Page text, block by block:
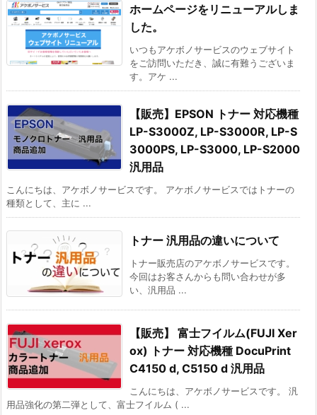
ホームページをリニューアルしま
した。
いつもアケボノサービスのウェブサイト
をご訪問いただき、誠に有難うございま
す。アケ ...
【販売】EPSON トナー 対応機種
LP-S3000Z, LP-S3000R, LP-S
3000PS, LP-S3000, LP-S2000
汎用品
こんにちは、アケボノサービスです。 アケボノサービスではトナーの
種類として、主に ...
トナー 汎用品の違いについて
トナー販売店のアケボノサービスです。
今回はお客さんからも問い合わせが多
い、汎用品 ...
【販売】 富士フイルム(FUJI Xer
ox) トナー 対応機種 DocuPrint
C4150 d, C5150 d 汎用品
こんにちは、アケボノサービスです。 汎
用品強化の第二弾として、富士フイルム ( ...